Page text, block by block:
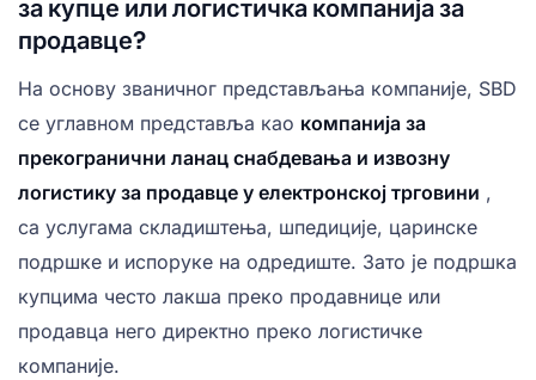
за купце или логистичка компанија за
продавце?
На основу званичног представљања компаније, SBD
се углавном представља као компанија за
прекогранични ланац снабдевања и извозну
логистику за продавце у електронској трговини ,
са услугама складиштења, шпедиције, царинске
подршке и испоруке на одредиште. Зато је подршка
купцима често лакша преко продавнице или
продавца него директно преко логистичке
компаније.